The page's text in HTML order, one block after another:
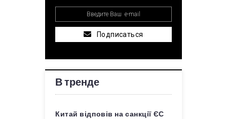
Подписаться
В тренде
Китай відповів на санкції ЄС